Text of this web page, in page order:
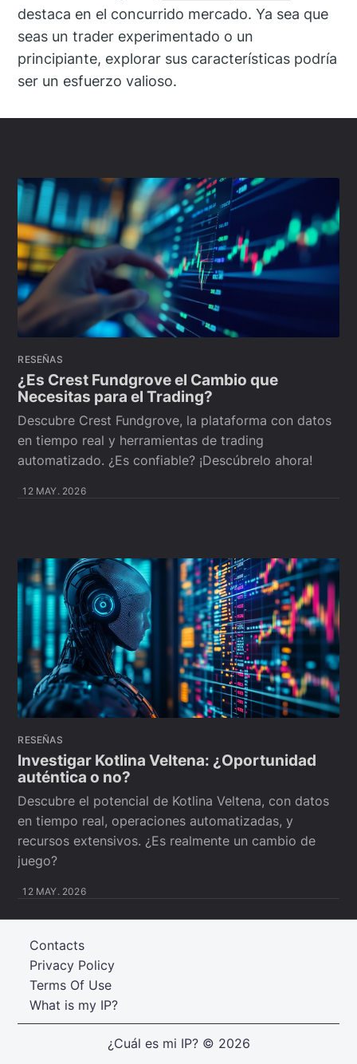
destaca en el concurrido mercado. Ya sea que
seas un trader experimentado o un
principiante, explorar sus características podría
ser un esfuerzo valioso.
RESEÑAS
¿Es Crest Fundgrove el Cambio que
Necesitas para el Trading?
Descubre Crest Fundgrove, la plataforma con datos
en tiempo real y herramientas de trading
automatizado. ¿Es confiable? ¡Descúbrelo ahora!
12 MAY. 2026
RESEÑAS
Investigar Kotlina Veltena: ¿Oportunidad
auténtica o no?
Descubre el potencial de Kotlina Veltena, con datos
en tiempo real, operaciones automatizadas, y
recursos extensivos. ¿Es realmente un cambio de
juego?
12 MAY. 2026
What is my IP?
Terms Of Use
Privacy Policy
Contacts
¿Cuál es mi IP?© 2026